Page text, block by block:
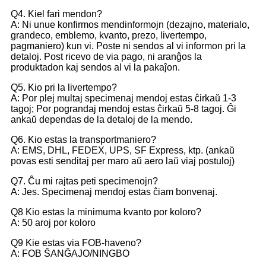
Q4. Kiel fari mendon?
A: Ni unue konfirmos mendinformojn (dezajno, materialo,
grandeco, emblemo, kvanto, prezo, livertempo,
pagmaniero) kun vi. Poste ni sendos al vi informon pri la
detaloj. Post ricevo de via pago, ni aranĝos la
produktadon kaj sendos al vi la pakaĵon.
Q5. Kio pri la livertempo?
A: Por plej multaj specimenaj mendoj estas ĉirkaŭ 1-3
tagoj; Por pograndaj mendoj estas ĉirkaŭ 5-8 tagoj. Ĝi
ankaŭ dependas de la detaloj de la mendo.
Q6. Kio estas la transportmaniero?
A: EMS, DHL, FEDEX, UPS, SF Express, ktp. (ankaŭ
povas esti senditaj per maro aŭ aero laŭ viaj postuloj)
Q7. Ĉu mi rajtas peti specimenojn?
A: Jes. Specimenaj mendoj estas ĉiam bonvenaj.
Q8 Kio estas la minimuma kvanto por koloro?
A: 50 aroj por koloro
Q9 Kie estas via FOB-haveno?
A: FOB ŜANĜAJO/NINGBO